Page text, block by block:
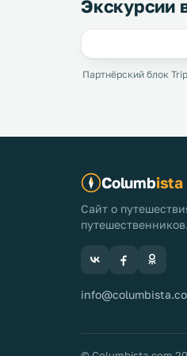
Экскурсии
Партнёрский блок
Columbista
Сайт о